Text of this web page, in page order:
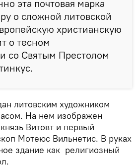
эта почтовая марка
о сложной литовской
христианскую
о тесном
со Святым Престолом
литовским художником
На нем изображен
Витовт и первый
Мотеюс Вильнетис. В руках
здание как религиозный